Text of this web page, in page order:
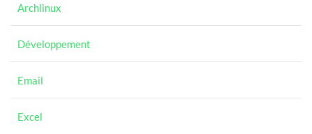
Archlinux
Développement
Email
Excel